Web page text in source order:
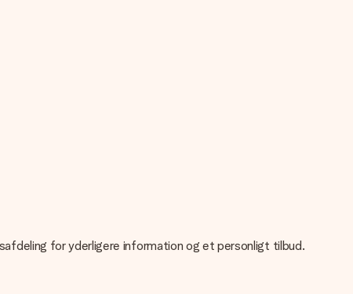
for yderligere information og et personligt tilbud.